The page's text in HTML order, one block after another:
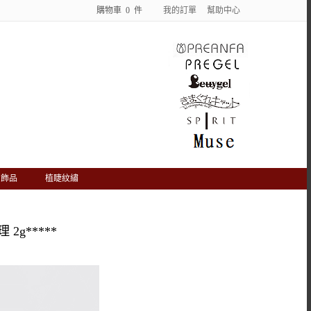
購物車 0 件 我的訂單 幫助中心
飾品 植睫紋繡
2g*****